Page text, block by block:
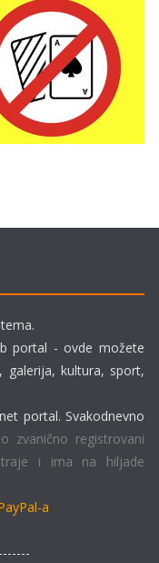
portal - ovde možete
galerija, kultura, sport,
portal. Svakodnevno
zvanično registrovani
i ima na hiljade
a